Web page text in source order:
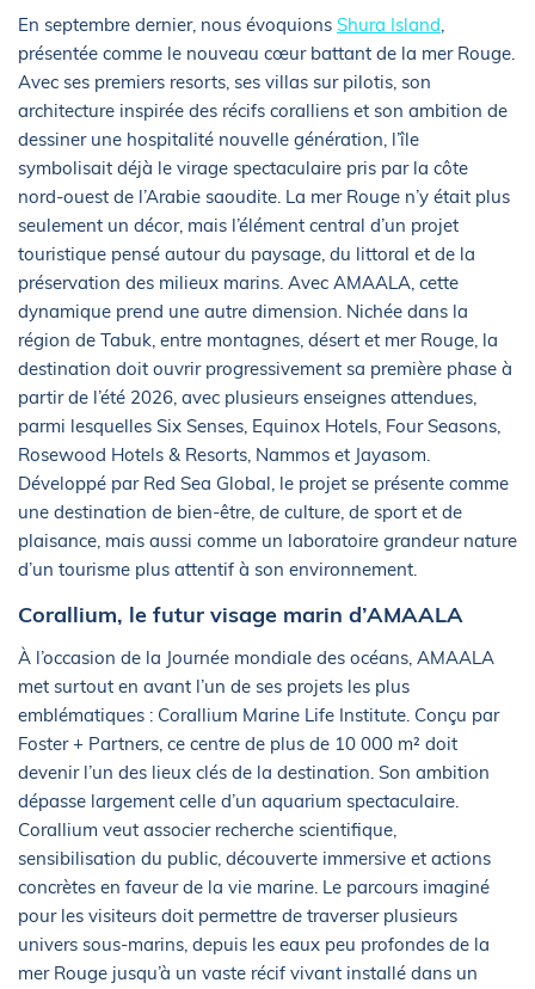
En septembre dernier, nous évoquions Shura Island
présentée comme le nouveau cœur battant de la mer Rouge.
Avec ses premiers resorts, ses villas sur pilotis, son
architecture inspirée des récifs coralliens et son ambition de
dessiner une hospitalité nouvelle génération, l’île
symbolisait déjà le virage spectaculaire pris par la côte
nord-ouest de l’Arabie saoudite. La mer Rouge n’y était plus
seulement un décor, mais l’élément central d’un projet
touristique pensé autour du paysage, du littoral et de la
préservation des milieux marins. Avec AMAALA, cette
dynamique prend une autre dimension. Nichée dans la
région de Tabuk, entre montagnes, désert et mer Rouge, la
destination doit ouvrir progressivement sa première phase à
partir de l’été 2026, avec plusieurs enseignes attendues,
parmi lesquelles Six Senses, Equinox Hotels, Four Seasons,
Rosewood Hotels & Resorts, Nammos et Jayasom.
Développé par Red Sea Global, le projet se présente comme
une destination de bien-être, de culture, de sport et de
plaisance, mais aussi comme un laboratoire grandeur nature
d’un tourisme plus attentif à son environnement.
Corallium, le futur visage marin d’AMAALA
À l’occasion de la Journée mondiale des océans, AMAALA
met surtout en avant l’un de ses projets les plus
emblématiques : Corallium Marine Life Institute. Conçu par
Foster + Partners, ce centre de plus de 10 000 m² doit
devenir l’un des lieux clés de la destination. Son ambition
dépasse largement celle d’un aquarium spectaculaire.
Corallium veut associer recherche scientifique,
sensibilisation du public, découverte immersive et actions
concrètes en faveur de la vie marine. Le parcours imaginé
pour les visiteurs doit permettre de traverser plusieurs
univers sous-marins, depuis les eaux peu profondes de la
mer Rouge jusqu’à un vaste récif vivant installé dans un